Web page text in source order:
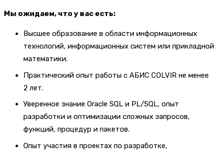
Мы ожидаем, что у вас есть:
Высшее образование в области информационных
технологий, информационных систем или прикладной
математики.
Практический опыт работы с АБИС COLVIR не менее
2 лет.
Уверенное знание Oracle SQL и PL/SQL, опыт
разработки и оптимизации сложных запросов,
функций, процедур и пакетов.
Опыт участия в проектах по разработке,